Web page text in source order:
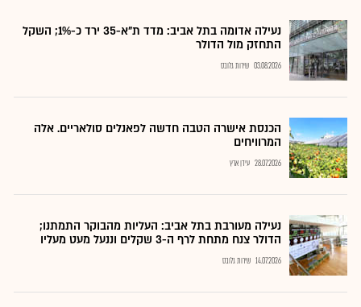
נעילה אדומה בתל אביב: מדד ת"א-35 ירד כ-1%; השקל
התחזק מול הדולר
03.08.2026 שירות גלובס
הכנסת אישרה הטבה חדשה לפאנלים סולאריים. אלה
המרוויחים
28.07.2026 עידן ארץ
נעילה מעורבת בתל אביב: העליות מהבוקר התמתנו;
הדולר צנח מתחת לרף ה-3 שקלים וננעל מעט מעליו
14.07.2026 שירות גלובס